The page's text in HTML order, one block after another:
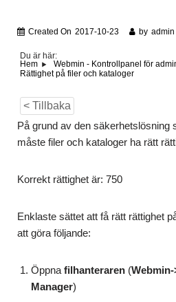
Created On 2017-10-23 by admin
Du är här:
Hem
Webmin - Kontrollpanel för
Rättighet på filer och kataloger
< Tillbaka
På grund av den säkerhetslösning
måste filer och kataloger ha rätt
Korrekt rättighet är: 750
Enklaste sättet att få rätt rättighet
att göra följande:
Öppna filhanteraren (
Manager)